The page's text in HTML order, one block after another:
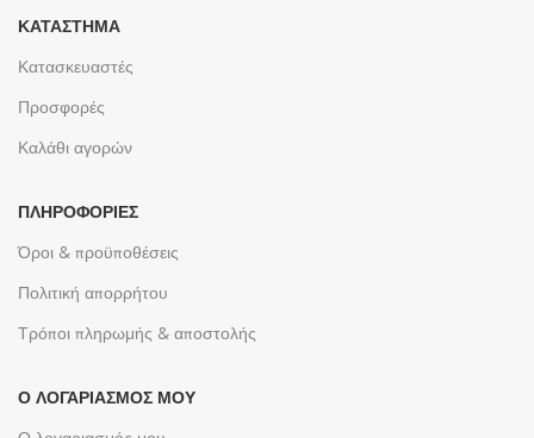
ΚΑΤΆΣΤΗΜΑ
Κατασκευαστές
Προσφορές
Καλάθι αγορών
ΠΛΗΡΟΦΟΡΊΕΣ
Όροι & προϋποθέσεις
Πολιτική απορρήτου
Τρόποι πληρωμής & αποστολής
Ο ΛΟΓΑΡΙΑΣΜΌΣ ΜΟΥ